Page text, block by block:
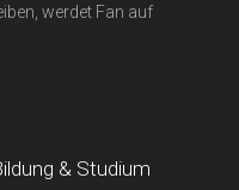
werdet Fan auf
& Studium